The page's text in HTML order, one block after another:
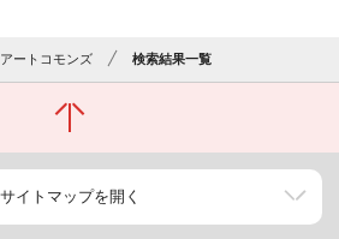
ートコモンズ 検索結果一覧
サイトマップを開く